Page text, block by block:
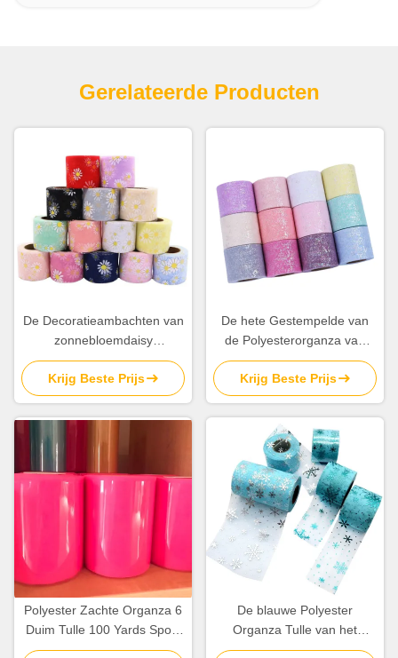
Gerelateerde Producten
De Decoratieambachten van
zonnebloemdaisy
embroidered organza tulle
rolls 20d
Krijg Beste Prijs
De hete Gestempelde van
de Polyesterorganza van
Dots Tutu Tulle Roll 100%
Stof 10gsm
Krijg Beste Prijs
Polyester Zachte Organza 6
Duim Tulle 100 Yards Spoel
voor de Decoratie van het
De blauwe Polyester
Organza Tulle van het
Sneeuwvlokpatroon rolt Stof